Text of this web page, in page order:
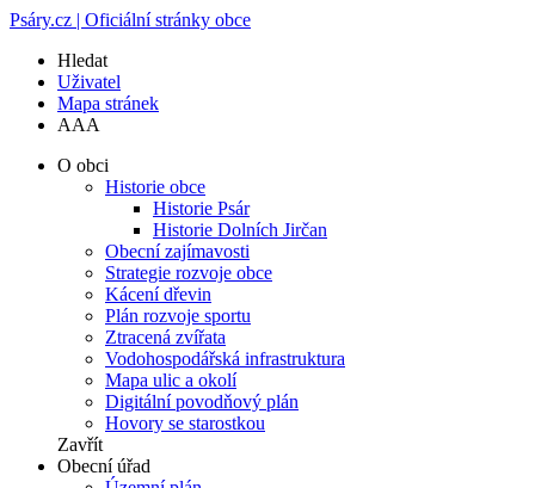
Psáry.cz | Oficiální stránky obce
Hledat
Uživatel
Mapa stránek
AAA
O obci
Historie obce
Historie Psár
Historie Dolních Jirčan
Obecní zajímavosti
Strategie rozvoje obce
Kácení dřevin
Plán rozvoje sportu
Ztracená zvířata
Vodohospodářská infrastruktura
Mapa ulic a okolí
Digitální povodňový plán
Hovory se starostkou
Zavřít
Obecní úřad